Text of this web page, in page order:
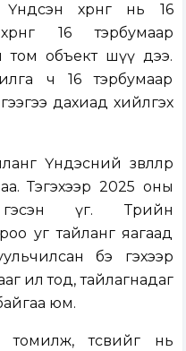
хөрөнгө нь 16
16 тэрбумаар
том объект шүү дээ.
ч 16 тэрбумаар
дахиад хийлгэх
Үндэсний зөвлөлөөрөө
Тэгэхээр 2025 оны
үг. Төрийн
уг тайланг яагаад
бэ гэхээр
ил тод, тайлагнадаг
юм.
томилж, төсвийг нь